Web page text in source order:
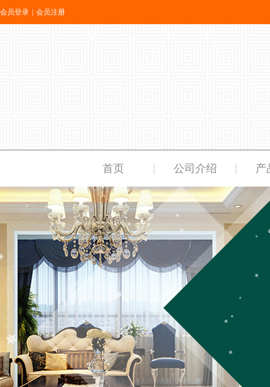
会员登录 会员注册
首页 公司介绍 产